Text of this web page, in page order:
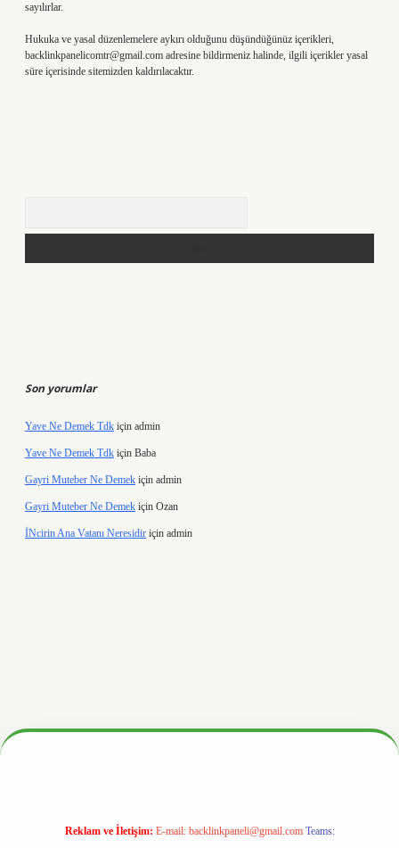
sayılırlar.
Hukuka ve yasal düzenlemelere aykırı olduğunu düşündüğünüz içerikleri,
backlinkpanelicomtr@gmail.com adresine bildirmeniz halinde, ilgili içerikler yasal
süre içerisinde sitemizden kaldırılacaktır.
Son yorumlar
Yave Ne Demek Tdk için admin
Yave Ne Demek Tdk için Baba
Gayri Muteber Ne Demek için admin
Gayri Muteber Ne Demek için Ozan
İNcirin Ana Vatanı Neresidir için admin
Reklam ve İletişim: E-mail: backlinkpaneli@gmail.com Teams: